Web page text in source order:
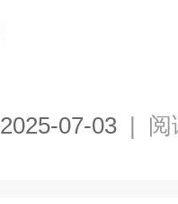
2025-07-03 | 阅